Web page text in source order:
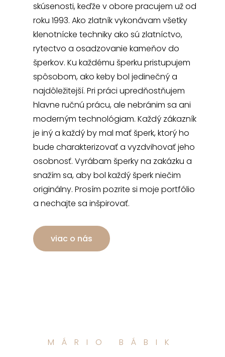
skúsenosti, keďže v obore pracujem už od
roku 1993. Ako zlatník vykonávam všetky
klenotnícke techniky ako sú zlatníctvo,
rytectvo a osadzovanie kameňov do
šperkov. Ku každému šperku pristupujem
spôsobom, ako keby bol jedinečný a
najdôležitejší. Pri práci upredňostňujem
hlavne ručnú prácu, ale nebránim sa ani
moderným technológiam. Každý zákazník
je iný a každý by mal mať šperk, ktorý ho
bude charakterizovať a vyzdvihovať jeho
osobnosť. Vyrábam šperky na zakázku a
snažím sa, aby bol každý šperk niečim
originálny. Prosím pozrite si moje portfólio
a nechajte sa inšpirovať.
viac o nás
MÁRIO BÁBIK